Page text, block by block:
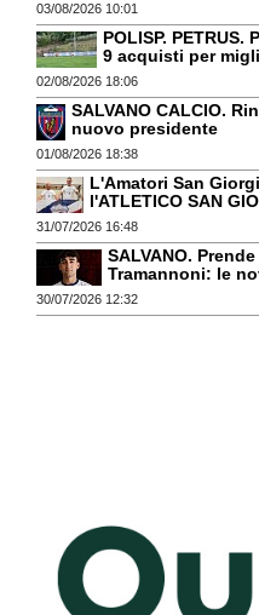
03/08/2026 10:01
POLISP.
9 acquisti per
02/08/2026 18:06
SALVANO CALCIO.
nuovo presidente
01/08/2026 18:38
L'Amatori San
l'ATLETICO SAN
31/07/2026 16:48
SALVANO.
Tramannoni: le
30/07/2026 12:32